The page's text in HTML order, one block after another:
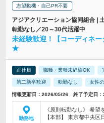
志望動機・自己PR不要
アジアクリエーション協同組合 |
転勤なし／20～30代活躍中
未経験歓迎！【コーディネ
★
正社員 職種・業種未経験OK
第二新卒歓迎 転勤なし 女性
情報更新日：2026/05/26 終了予定日
勤務地
《原則転勤なし》 希望
【本部】 東京都中央区